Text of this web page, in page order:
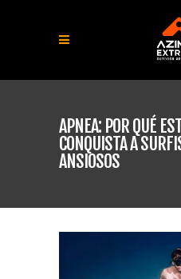
APNEA: POR QUÉ
CONQUISTA A
ANSIOSOS